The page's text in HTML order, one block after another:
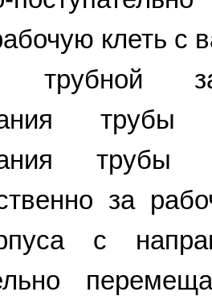
клеть с
трубной
трубы
трубы
за
с